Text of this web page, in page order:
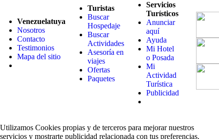
Venezuelatuya
Nosotros
Contacto
Testimonios
Mapa del sitio
Turistas
Buscar
Hospedaje
Buscar
Actividades
Asesoría en
viajes
Ofertas
Paquetes
Servicios
Turísticos
Anunciar
aquí
Ayuda
Mi Hotel
o Posada
Mi
Actividad
Turística
Publicidad
Utilizamos Cookies propias y de terceros para mejorar nuestros
servicios y mostrarte publicidad relacionada con tus preferencias.